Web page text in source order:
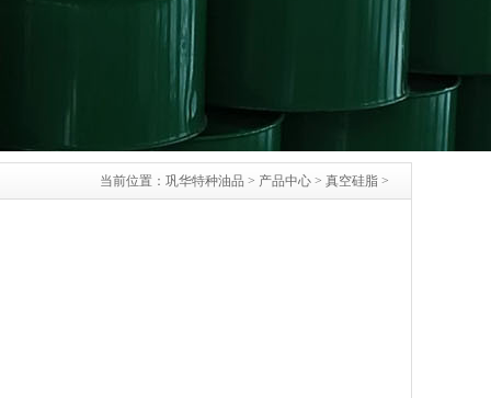
当前位置： 巩华特种油品 > 产品中心 > 真空硅脂 >